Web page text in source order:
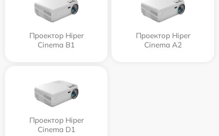
Проектор Hiper
Cinema B1
Проектор Hiper
Cinema A2
Проектор Hiper
Cinema D1